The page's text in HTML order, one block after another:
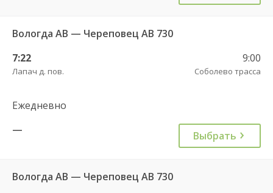
Вологда АВ — Череповец АВ 730
7:22
Лапач д. пов.
9:00
Соболево трасса
Ежедневно
—
Выбрать
Вологда АВ — Череповец АВ 730